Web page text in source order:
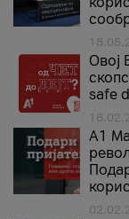
Овој
safe
А1